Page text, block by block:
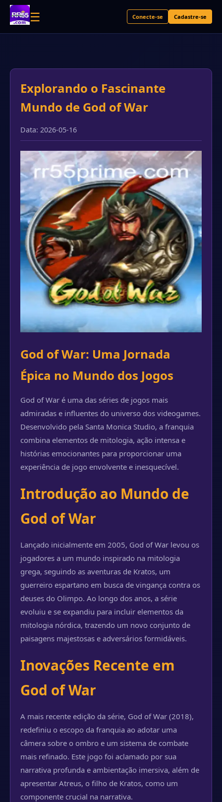
☰ Conecte-se Cadastre-se
Explorando o Fascinante
Mundo de God of War
Data: 2026-05-16
God of War: Uma Jornada
Épica no Mundo dos Jogos
God of War é uma das séries de jogos mais
admiradas e influentes do universo dos videogames.
Desenvolvido pela Santa Monica Studio, a franquia
combina elementos de mitologia, ação intensa e
histórias emocionantes para proporcionar uma
experiência de jogo envolvente e inesquecível.
Introdução ao Mundo de
God of War
Lançado inicialmente em 2005, God of War levou os
jogadores a um mundo inspirado na mitologia
grega, seguindo as aventuras de Kratos, um
guerreiro espartano em busca de vingança contra os
deuses do Olimpo. Ao longo dos anos, a série
evoluiu e se expandiu para incluir elementos da
mitologia nórdica, trazendo um novo conjunto de
paisagens majestosas e adversários formidáveis.
Inovações Recente em
God of War
A mais recente edição da série, God of War (2018),
redefiniu o escopo da franquia ao adotar uma
câmera sobre o ombro e um sistema de combate
mais refinado. Este jogo foi aclamado por sua
narrativa profunda e ambientação imersiva, além de
apresentar Atreus, o filho de Kratos, como um
componente crucial na narrativa.